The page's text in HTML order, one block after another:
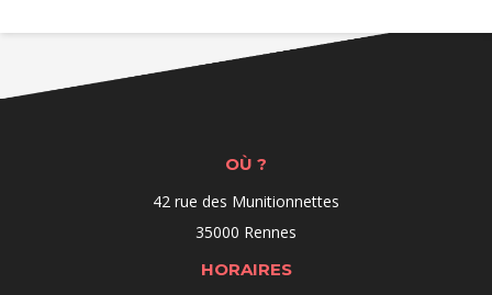
OÙ ?
42 rue des Munitionnettes
35000 Rennes
HORAIRES